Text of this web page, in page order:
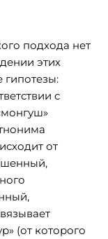
подхода нет
этих
с
от
(от которого